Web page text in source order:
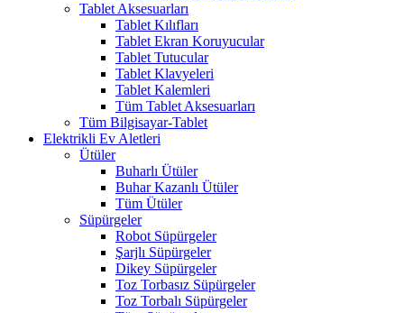
Tablet Aksesuarları
Tablet Kılıfları
Tablet Ekran Koruyucular
Tablet Tutucular
Tablet Klavyeleri
Tablet Kalemleri
Tüm Tablet Aksesuarları
Tüm Bilgisayar-Tablet
Elektrikli Ev Aletleri
Ütüler
Buharlı Ütüler
Buhar Kazanlı Ütüler
Tüm Ütüler
Süpürgeler
Robot Süpürgeler
Şarjlı Süpürgeler
Dikey Süpürgeler
Toz Torbasız Süpürgeler
Toz Torbalı Süpürgeler